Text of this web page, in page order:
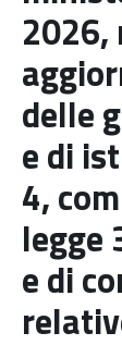
2026,
delle
e di
4,
legge
e di